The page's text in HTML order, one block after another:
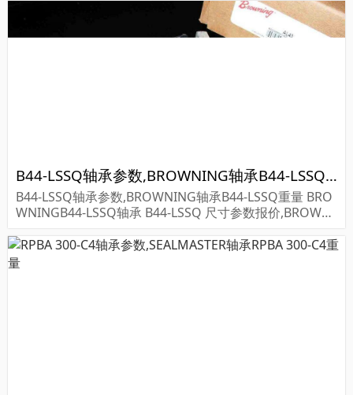
B44-LSSQ轴承参数,BROWNING轴承B44-LSSQ重量
B44-LSSQ轴承参数,BROWNING轴承B44-LSSQ重量 BRO
WNINGB44-LSSQ轴承 B44-LSSQ 尺寸参数报价,BROWNI